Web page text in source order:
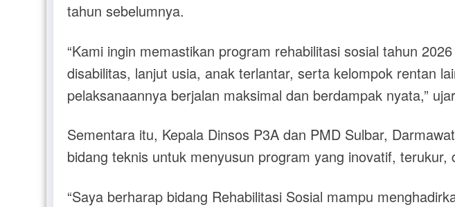
tahun sebelumnya.
“Kami ingin memastikan program rehabilitasi sosial tahun
disabilitas, lanjut usia, anak terlantar, serta kelompok rentan
pelaksanaannya berjalan maksimal dan berdampak nyata,”
Sementara itu, Kepala Dinsos P3A dan PMD Sulbar,
bidang teknis untuk menyusun program yang inovatif,
“Saya berharap bidang Rehabilitasi Sosial mampu